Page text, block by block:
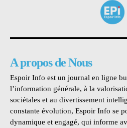
A propos de Nous
Espoir Info est un journal en ligne
l’information générale, à la
sociétales et au divertissement
constante évolution, Espoir Info se
dynamique et engagé, qui informe